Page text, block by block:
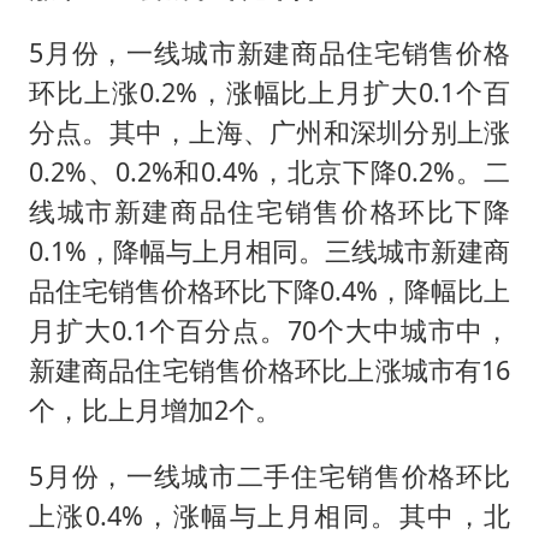
5月份，一线城市新建商品住宅销售价格
环比上涨0.2%，涨幅比上月扩大0.1个百
分点。其中，上海、广州和深圳分别上涨
0.2%、0.2%和0.4%，北京下降0.2%。二
线城市新建商品住宅销售价格环比下降
0.1%，降幅与上月相同。三线城市新建商
品住宅销售价格环比下降0.4%，降幅比上
月扩大0.1个百分点。70个大中城市中，
新建商品住宅销售价格环比上涨城市有16
个，比上月增加2个。
5月份，一线城市二手住宅销售价格环比
上涨0.4%，涨幅与上月相同。其中，北